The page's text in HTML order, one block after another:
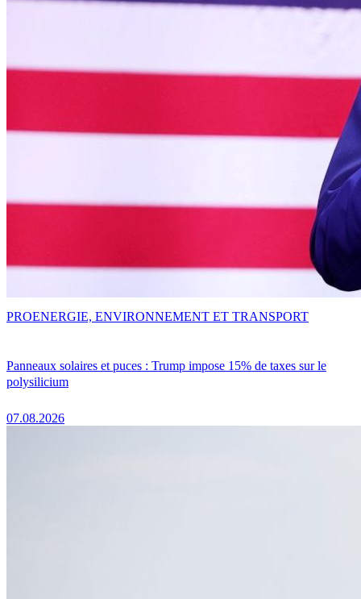
Panneaux solaires et puces : Trump impose 15% de taxes sur le
polysilicium
07.08.2026
PROENERGIE, ENVIRONNEMENT ET TRANSPORT